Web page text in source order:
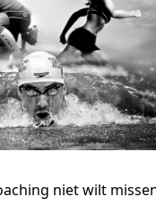
niet wilt